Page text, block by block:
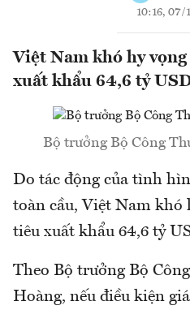
10:16, 07/
Việt Nam khó hy
xuất khẩu 64,6 tỷ
Bộ trưởng Bộ Công
Do tác động của tình
toàn cầu, Việt Nam khó
tiêu xuất khẩu 64,6 tỷ
Theo Bộ trưởng Bộ
Hoàng, nếu điều kiện